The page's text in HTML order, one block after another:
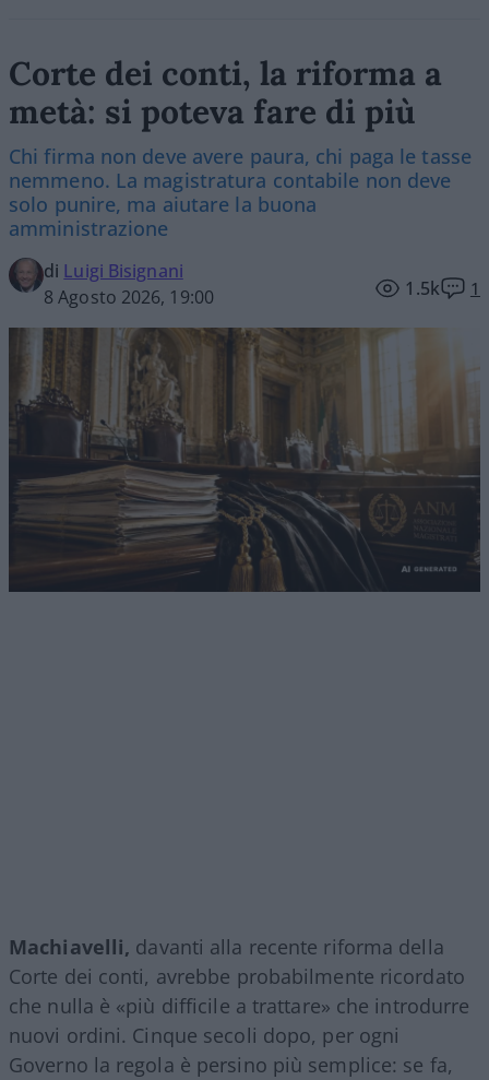
Corte dei conti, la riforma a
metà: si poteva fare di più
Chi firma non deve avere paura, chi paga le tasse
nemmeno. La magistratura contabile non deve
solo punire, ma aiutare la buona
amministrazione
di Luigi Bisignani
8 Agosto 2026, 19:00
1.5k 1
Machiavelli, davanti alla recente riforma della
Corte dei conti, avrebbe probabilmente ricordato
che nulla è «più difficile a trattare» che introdurre
nuovi ordini. Cinque secoli dopo, per ogni
Governo la regola è persino più semplice: se fa,